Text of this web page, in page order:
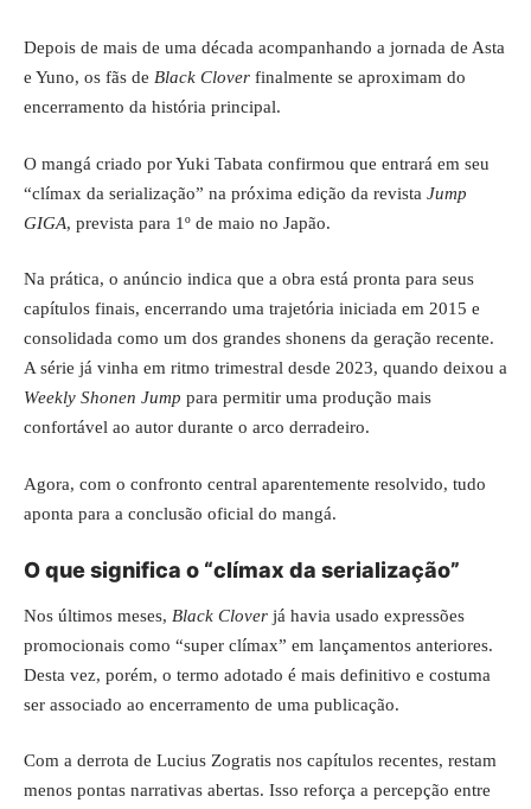
Depois de mais de uma década acompanhando a jornada de Asta
e Yuno, os fãs de Black Clover finalmente se aproximam do
encerramento da história principal.
O mangá criado por Yuki Tabata confirmou que entrará em seu
“clímax da serialização” na próxima edição da revista Jump
GIGA, prevista para 1º de maio no Japão.
Na prática, o anúncio indica que a obra está pronta para seus
capítulos finais, encerrando uma trajetória iniciada em 2015 e
consolidada como um dos grandes shonens da geração recente.
A série já vinha em ritmo trimestral desde 2023, quando deixou a
Weekly Shonen Jump para permitir uma produção mais
confortável ao autor durante o arco derradeiro.
Agora, com o confronto central aparentemente resolvido, tudo
aponta para a conclusão oficial do mangá.
O que significa o “clímax da serialização”
Nos últimos meses, Black Clover já havia usado expressões
promocionais como “super clímax” em lançamentos anteriores.
Desta vez, porém, o termo adotado é mais definitivo e costuma
ser associado ao encerramento de uma publicação.
Com a derrota de Lucius Zogratis nos capítulos recentes, restam
menos pontas narrativas abertas. Isso reforça a percepção entre